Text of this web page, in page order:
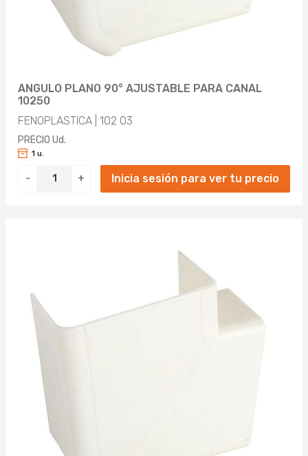
ANGULO PLANO 90° AJUSTABLE PARA CANAL
10250
FENOPLASTICA | 102 03
PRECIO Ud.
- +
1 u.
Inicia sesión para ver tu precio